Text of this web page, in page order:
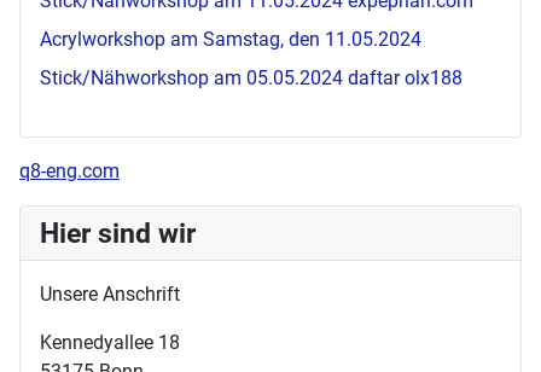
Acrylworkshop am Samstag, den 11.05.2024
Stick/Nähworkshop am 05.05.2024 daftar olx188
q8-eng.com
Hier sind wir
Unsere Anschrift
Kennedyallee 18